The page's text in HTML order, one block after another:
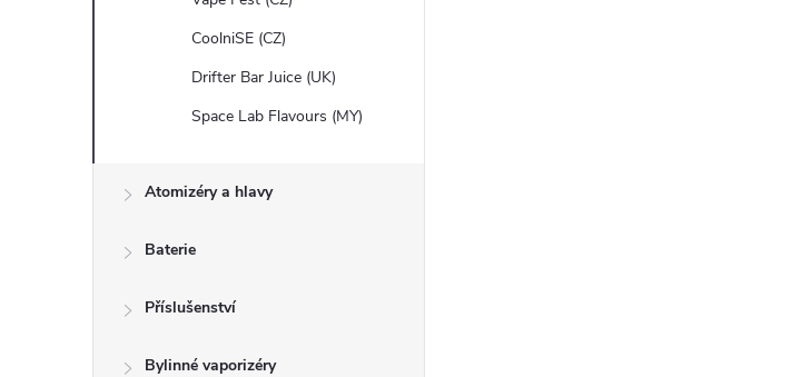
CoolniSE (CZ)
Drifter Bar Juice (UK)
Space Lab Flavours (MY)
Atomizéry a hlavy
Baterie
Příslušenství
Bylinné vaporizéry